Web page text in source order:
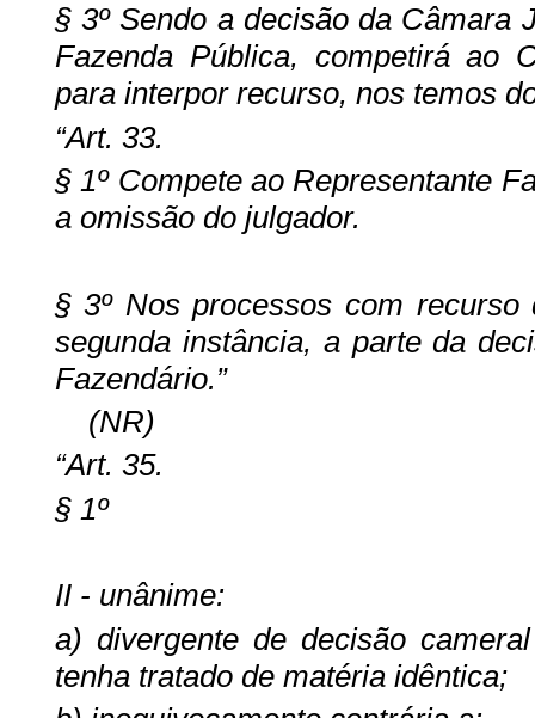
§ 3º Sendo a decisão da Câmara
Fazenda Pública, competirá ao
para interpor recurso, nos temos
“Art. 33.
§ 1º Compete ao Representante
a omissão do julgador.
§ 3º Nos processos com
segunda instância, a parte da
Fazendário.”
(NR)
“Art. 35.
§ 1º
II - unânime:
a) divergente de decisão
tenha tratado de matéria idêntica;